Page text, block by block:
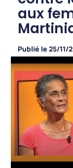
aux
Publié le 25/11/